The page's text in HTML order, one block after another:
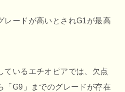
レードが高いとされG1が最高
ているエチオピアでは、欠点
「G9」までのグレードが存在